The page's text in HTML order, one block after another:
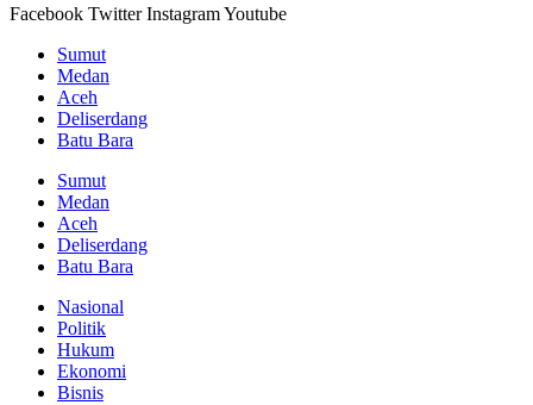
Facebook Twitter InstagramYoutube
Sumut
Medan
Aceh
Deliserdang
Batu Bara
Sumut
Medan
Aceh
Deliserdang
Batu Bara
Nasional
Politik
Hukum
Ekonomi
Bisnis